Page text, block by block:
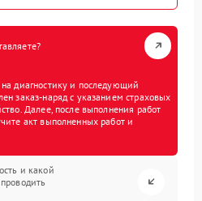
диагностику и последующий
заказ-наряд с указанием страховых
Далее, после выполнения работ
акт выполненных работ и
и какой